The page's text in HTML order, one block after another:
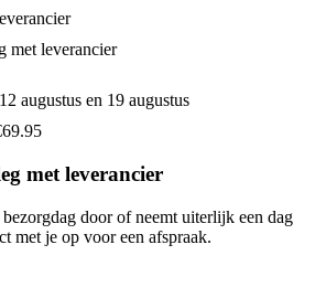
met leverancier
augustus en 19 augustus
met leverancier
door of neemt uiterlijk een dag
met je op voor een afspraak.